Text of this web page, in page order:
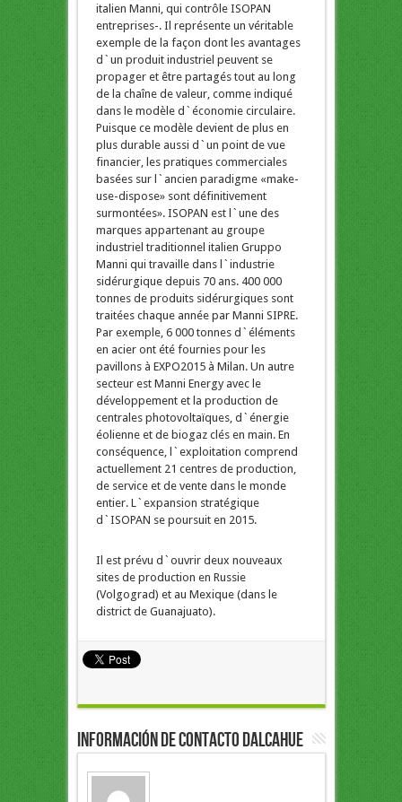
italien Manni, qui contrôle ISOPAN
entreprises-. Il représente un véritable
exemple de la façon dont les avantages
d`un produit industriel peuvent se
propager et être partagés tout au long
de la chaîne de valeur, comme indiqué
dans le modèle d`économie circulaire.
Puisque ce modèle devient de plus en
plus durable aussi d`un point de vue
financier, les pratiques commerciales
basées sur l`ancien paradigme «make-
use-dispose» sont définitivement
surmontées». ISOPAN est l`une des
marques appartenant au groupe
industriel traditionnel italien Gruppo
Manni qui travaille dans l`industrie
sidérurgique depuis 70 ans. 400 000
tonnes de produits sidérurgiques sont
traitées chaque année par Manni SIPRE.
Par exemple, 6 000 tonnes d`éléments
en acier ont été fournies pour les
pavillons à EXPO2015 à Milan. Un autre
secteur est Manni Energy avec le
développement et la production de
centrales photovoltaïques, d`énergie
éolienne et de biogaz clés en main. En
conséquence, l`exploitation comprend
actuellement 21 centres de production,
de service et de vente dans le monde
entier. L`expansion stratégique
d`ISOPAN se poursuit en 2015.
Il est prévu d`ouvrir deux nouveaux
sites de production en Russie
(Volgograd) et au Mexique (dans le
district de Guanajuato).
Información de Contacto Dalcahue